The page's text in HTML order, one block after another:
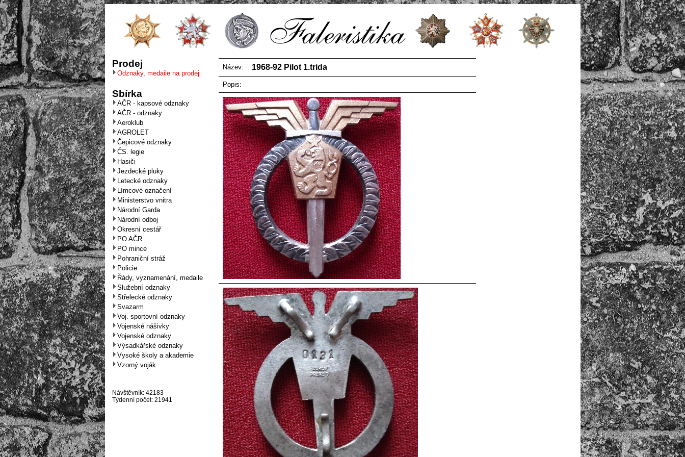
Prodej
Odznaky, medaile na prodej
Sbírka
AČR - kapsové odznaky
AČR - odznaky
Aeroklub
AGROLET
Čepicové odznaky
ČS. legie
Hasiči
Jezdecké pluky
Letecké odznaky
Límcové označení
Ministerstvo vnitra
Národní Garda
Národní odboj
Okresní cestář
PO AČR
PO mince
Pohraniční stráž
Policie
Řády, vyznamenání, medaile
Služební odznaky
Střelecké odznaky
Svazarm
Voj. sportovní odznaky
Vojenské nášivky
Vojenské odznaky
Výsadkářské odznaky
Vysoké školy a akademie
Vzorný voják
Návštěvník: 42183
Týdenní počet: 21941
Název: 1968-92 Pilot 1.trida
Popis: